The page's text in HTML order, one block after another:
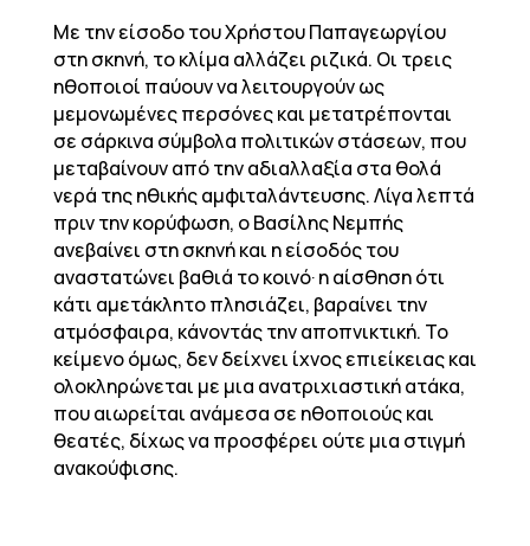
Με την είσοδο του Χρήστου Παπαγεωργίου
στη σκηνή, το κλίμα αλλάζει ριζικά. Οι τρεις
ηθοποιοί παύουν να λειτουργούν ως
μεμονωμένες περσόνες και μετατρέπονται
σε σάρκινα σύμβολα πολιτικών στάσεων, που
μεταβαίνουν από την αδιαλλαξία στα θολά
νερά της ηθικής αμφιταλάντευσης. Λίγα λεπτά
πριν την κορύφωση, ο Βασίλης Νεμπής
ανεβαίνει στη σκηνή και η είσοδός του
αναστατώνει βαθιά το κοινό· η αίσθηση ότι
κάτι αμετάκλητο πλησιάζει, βαραίνει την
ατμόσφαιρα, κάνοντάς την αποπνικτική. Το
κείμενο όμως, δεν δείχνει ίχνος επιείκειας και
ολοκληρώνεται με μια ανατριχιαστική ατάκα,
που αιωρείται ανάμεσα σε ηθοποιούς και
θεατές, δίχως να προσφέρει ούτε μια στιγμή
ανακούφισης.